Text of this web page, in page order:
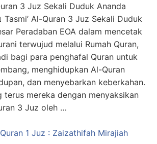
3 Juz Sekali Duduk Ananda
Tasmi’ Al-Quran 3 Juz Sekali Duduk
Peradaban EOA dalam mencetak
terwujud melalui Rumah Quran,
bagi para penghafal Quran untuk
menghidupkan Al-Quran
dan menyebarkan keberkahan.
terus mereka dengan menyaksikan
3 Juz oleh …